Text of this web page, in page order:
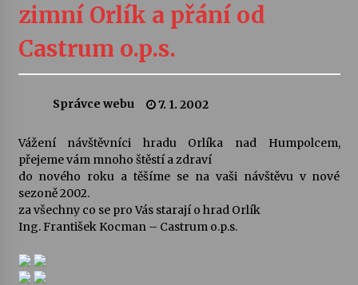
Vernisáž výstavy Josefíny Duškové: Stávám se
kapkou
30. 7. 2026
Veselí muzikanti
Pozvánka na integrační festival Quijotova
28. 7. 2026
zimní Orlík a přání od
Castrum o.p.s.
Správce webu 7. 1. 2002
Vážení návštěvníci hradu Orlíka nad Humpolcem,
přejeme vám mnoho štěstí a zdraví
do nového roku a těšíme se na vaši návštěvu v nové
sezoně 2002.
za všechny co se pro Vás starají o hrad Orlík
Ing. František Kocman – Castrum o.p.s.